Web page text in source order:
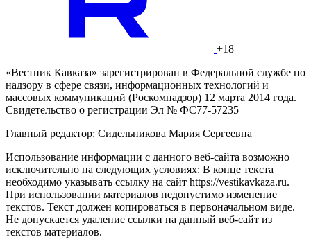
+18
«Вестник Кавказа» зарегистрирован в Федеральной службе по
надзору в сфере связи, информационных технологий и
массовых коммуникаций (Роскомнадзор) 12 марта 2014 года.
Свидетельство о регистрации Эл № ФС77-57235
Главный редактор: Сидельникова Мария Сергеевна
Использование информации с данного веб-сайта возможно
исключительно на следующих условиях: В конце текста
необходимо указывать ссылку на сайт https://vestikavkaza.ru.
При использовании материалов недопустимо изменение
текстов. Текст должен копироваться в первоначальном виде.
Не допускается удаление ссылки на данный веб-сайт из
текстов материалов.